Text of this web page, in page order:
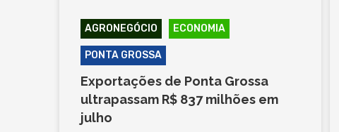
AGRONEGÓCIO ECONOMIA
PONTA GROSSA
Exportações de Ponta Grossa
ultrapassam R$ 837 milhões em
julho